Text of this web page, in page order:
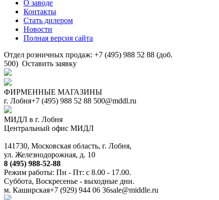
О заводе
Контакты
Стать дилером
Новости
Полная версия сайта
Отдел розничных продаж: +7 (495) 988 52 88 (доб.
500) Оставить заявку
ФИРМЕННЫЕ МАГАЗИНЫ
г. Лобня+7 (495) 988 52 88 500@mddl.ru
МИДЛ в г. Лобня
Центральный офис МИДЛ
141730, Московская область, г. Лобня,
ул. Железнодорожная, д. 10
8 (495) 988-52-88
Режим работы: Пн - Пт: с 8.00 - 17.00.
Суббота, Воскресенье - выходные дни.
м. Каширская+7 (929) 944 06 36sale@middle.ru